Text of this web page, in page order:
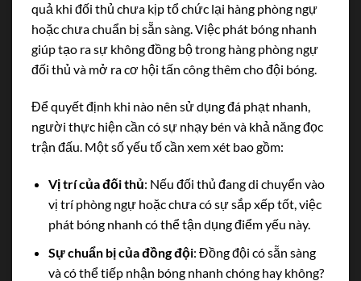
quả khi đối thủ chưa kịp tổ chức lại hàng phòng ngự
hoặc chưa chuẩn bị sẵn sàng. Việc phát bóng nhanh
giúp tạo ra sự không đồng bộ trong hàng phòng ngự
đối thủ và mở ra cơ hội tấn công thêm cho đội bóng.
Để quyết định khi nào nên sử dụng đá phạt nhanh,
người thực hiện cần có sự nhạy bén và khả năng đọc
trận đấu. Một số yếu tố cần xem xét bao gồm:
Vị trí của đối thủ: Nếu đối thủ đang di chuyển vào
vị trí phòng ngự hoặc chưa có sự sắp xếp tốt, việc
phát bóng nhanh có thể tận dụng điểm yếu này.
Sự chuẩn bị của đồng đội: Đồng đội có sẵn sàng
và có thể tiếp nhận bóng nhanh chóng hay không?